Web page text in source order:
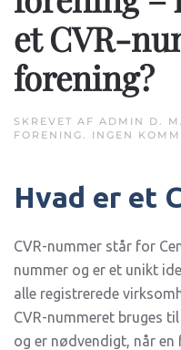
et CVR-
forening?
SKREVET AF ADMIN D.
FORENING. INGEN
Hvad er et
CVR-nummer står for
nummer og er et unikt
alle registrerede
CVR-nummeret bruges
og er nødvendigt, når